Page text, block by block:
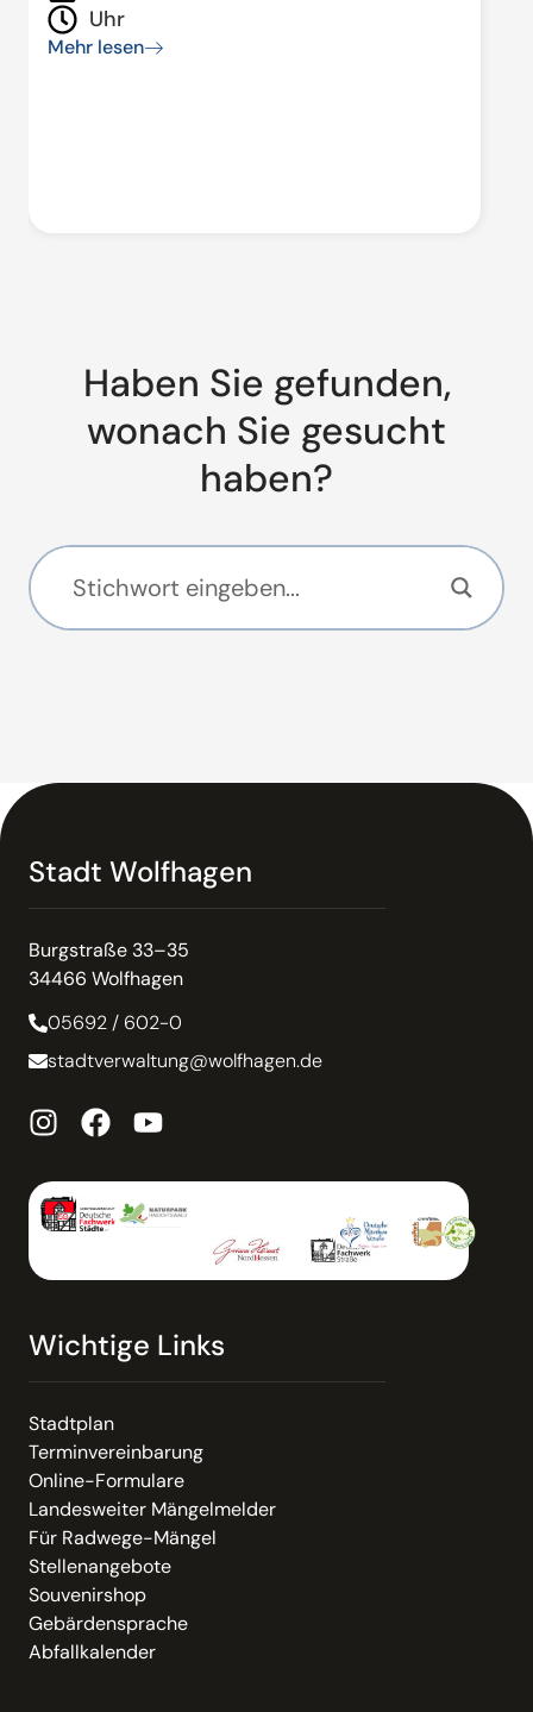
Uhr
Mehr lesen
Haben Sie gefunden,
wonach Sie gesucht
haben?
Stadt Wolfhagen
Burgstraße 33–35
34466 Wolfhagen
05692 / 602-0
stadtverwaltung@wolfhagen.de
Wichtige Links
Stadtplan
Terminvereinbarung
Online-Formulare
Landesweiter Mängelmelder
Für Radwege-Mängel
Stellenangebote
Souvenirshop
Gebärdensprache
Abfallkalender